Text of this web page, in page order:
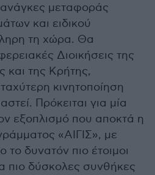
ανάγκες μεταφοράς
και ειδικού
τη χώρα. Θα
Διοικήσεις της
και της Κρήτης,
κινητοποίηση
Πρόκειται για μία
εξοπλισμό που αποκτά η
«ΑΙΓΙΣ», με
το δυνατόν πιο έτοιμοι
πιο δύσκολες συνθήκες